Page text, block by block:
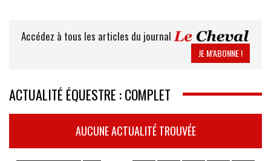
Accédez à tous les articles du journal
JE M’ABONNE !
ACTUALITÉ ÉQUESTRE : COMPLET
AUCUNE ACTUALITÉ TROUVÉE